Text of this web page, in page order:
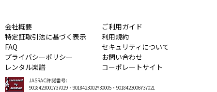
会社概要
ご利用ガイド
特定証取引法に基づく表示
利用規約
FAQ
セキュリティについて
プライバシーポリシー
お問い合わせ
レンタル楽譜
コーポレートサイト
JASRAC許諾番号:
9018423001Y37019・9018423002Y30005・9018423006Y37021